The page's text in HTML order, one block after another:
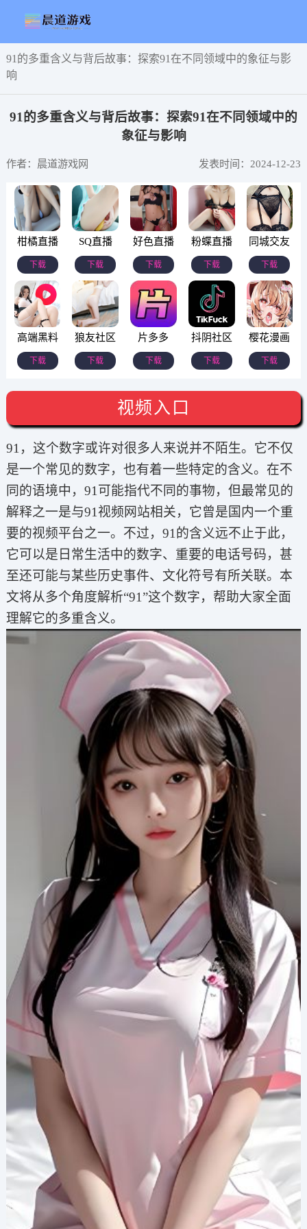
91的多重含义与背后故事：探索91在不同领域中的象征与影
响
91的多重含义与背后故事：探索91在不同领域中的
象征与影响
作者：晨道游戏网 发表时间：2024-12-23
柑橘直播
下载
SQ直播
下载
好色直播
下载
粉蝶直播
下载
同城交友
下载
高端黑料
下载
狼友社区
下载
片多多
下载
抖阴社区
下载
樱花漫画
下载
视频入口
91，这个数字或许对很多人来说并不陌生。它不仅
是一个常见的数字，也有着一些特定的含义。在不
同的语境中，91可能指代不同的事物，但最常见的
解释之一是与91视频网站相关，它曾是国内一个重
要的视频平台之一。不过，91的含义远不止于此，
它可以是日常生活中的数字、重要的电话号码，甚
至还可能与某些历史事件、文化符号有所关联。本
文将从多个角度解析“91”这个数字，帮助大家全面
理解它的多重含义。